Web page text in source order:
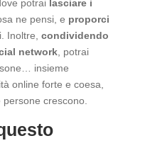
potrai lasciare i
ne pensi, e proporci
Inoltre, condividendo
network, potrai
insieme
online forte e coesa,
crescono.